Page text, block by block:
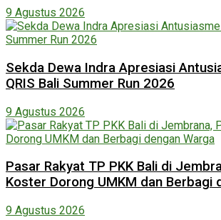
9 Agustus 2026
Sekda Dewa Indra Apresiasi
QRIS Bali Summer Run 2026
9 Agustus 2026
Pasar Rakyat TP PKK Bali di
Koster Dorong UMKM dan Berbagi
9 Agustus 2026